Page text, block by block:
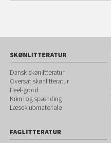
SKØNLITTERATUR
Dansk skønlitteratur
Oversat skønlitteratur
Feel-good
Krimi og spænding
Læseklubmateriale
FAGLITTERATUR